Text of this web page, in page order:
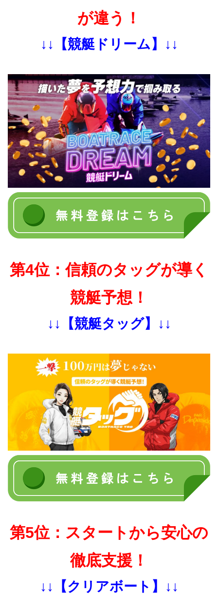
が違う！
↓↓【競艇ドリーム】↓↓
第4位：信頼のタッグが導く
競艇予想！
↓↓【競艇タッグ】↓↓
第5位：スタートから安心の
徹底支援！
↓↓【クリアボート】↓↓